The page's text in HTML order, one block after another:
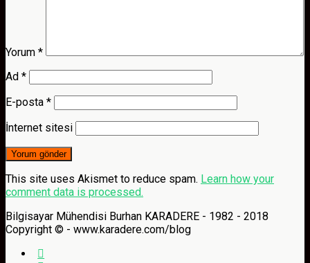
Yorum *
Ad *
E-posta *
İnternet sitesi
This site uses Akismet to reduce spam. Learn how your
comment data is processed.
Bilgisayar Mühendisi Burhan KARADERE - 1982 - 2018
Copyright © - www.karadere.com/blog